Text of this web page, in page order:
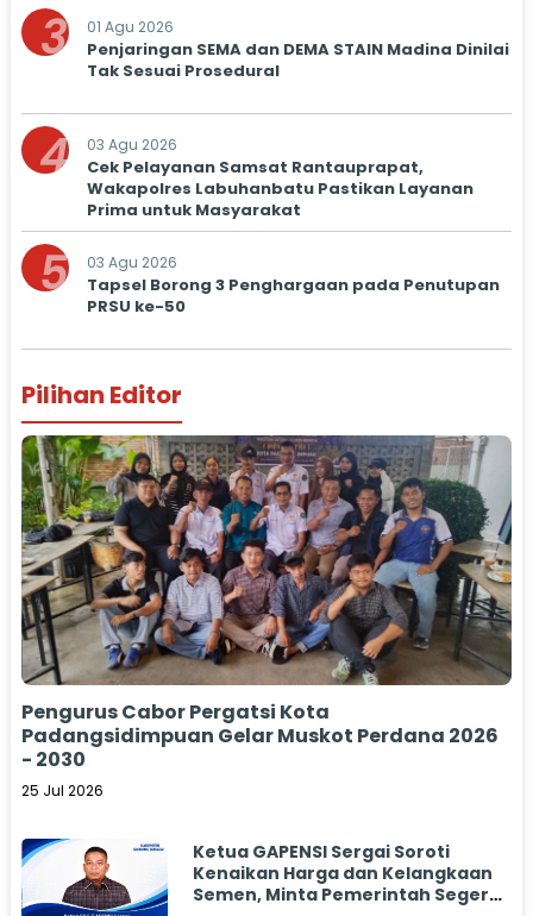
3 01 Agu 2026
Penjaringan SEMA dan DEMA STAIN Madina Dinilai
Tak Sesuai Prosedural
4 03 Agu 2026
Cek Pelayanan Samsat Rantauprapat,
Wakapolres Labuhanbatu Pastikan Layanan
Prima untuk Masyarakat
5 03 Agu 2026
Tapsel Borong 3 Penghargaan pada Penutupan
PRSU ke-50
Pilihan Editor
Pengurus Cabor Pergatsi Kota
Padangsidimpuan Gelar Muskot Perdana 2026
- 2030
25 Jul 2026
Ketua GAPENSI Sergai Soroti
Kenaikan Harga dan Kelangkaan
Semen, Minta Pemerintah Segera